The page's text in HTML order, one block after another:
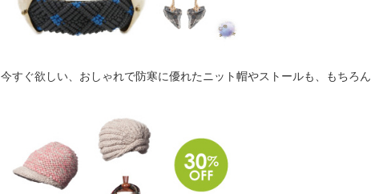
今すぐ欲しい、おしゃれで防寒に優れたニット帽やストールも、もちろん